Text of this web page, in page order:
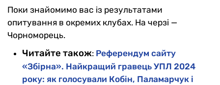
Поки знайомимо вас із результатами
опитування в окремих клубах. На черзі —
Чорноморець.
Читайте також: Референдум сайту
«Збірна». Найкращий гравець УПЛ 2024
року: як голосували Кобін, Паламарчук і